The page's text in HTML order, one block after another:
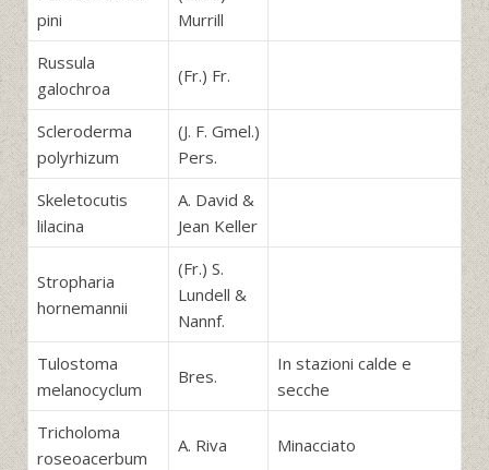
pini
Murrill
Russula
galochroa
(Fr.) Fr.
Scleroderma
polyrhizum
(J. F. Gmel.)
Pers.
Skeletocutis
lilacina
A. David &
Jean Keller
Stropharia
hornemannii
(Fr.) S.
Lundell &
Nannf.
Tulostoma
melanocyclum
Bres.
In stazioni calde e
secche
Tricholoma
roseoacerbum
A. Riva Minacciato